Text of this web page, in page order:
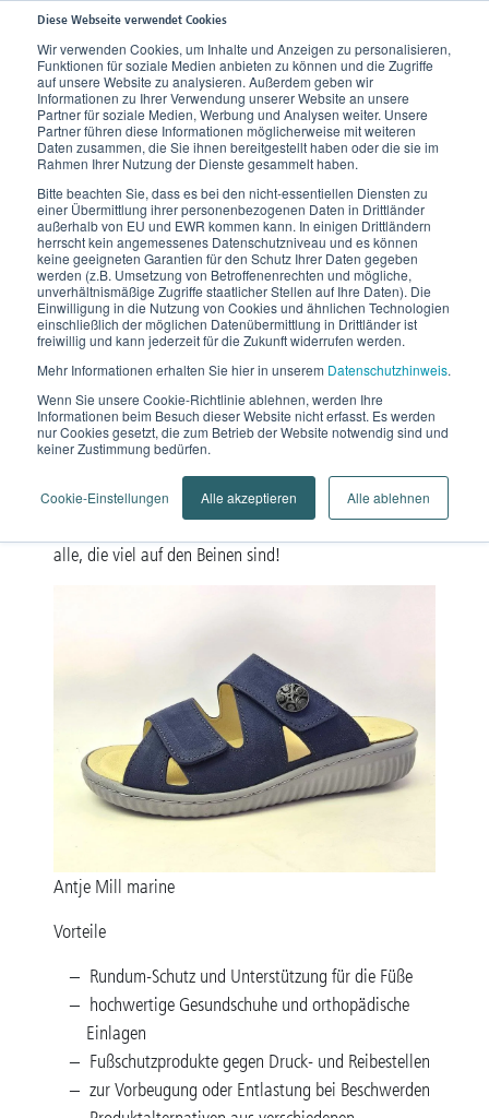
Diese Webseite verwendet Cookies
Wir verwenden Cookies, um Inhalte und Anzeigen zu personalisieren,
Funktionen für soziale Medien anbieten zu können und die Zugriffe
auf unsere Website zu analysieren. Außerdem geben wir
Informationen zu Ihrer Verwendung unserer Website an unsere
Partner für soziale Medien, Werbung und Analysen weiter. Unsere
Partner führen diese Informationen möglicherweise mit weiteren
Daten zusammen, die Sie ihnen bereitgestellt haben oder die sie im
Rahmen Ihrer Nutzung der Dienste gesammelt haben.
Bitte beachten Sie, dass es bei den nicht-essentiellen Diensten zu
einer Übermittlung ihrer personenbezogenen Daten in Drittländer
außerhalb von EU und EWR kommen kann. In einigen Drittländern
herrscht kein angemessenes Datenschutzniveau und es können
keine geeigneten Garantien für den Schutz Ihrer Daten gegeben
werden (z.B. Umsetzung von Betroffenenrechten und mögliche,
unverhältnismäßige Zugriffe staatlicher Stellen auf Ihre Daten). Die
Einwilligung in die Nutzung von Cookies und ähnlichen Technologien
einschließlich der möglichen Datenübermittlung in Drittländer ist
freiwillig und kann jederzeit für die Zukunft widerrufen werden.
Mehr Informationen erhalten Sie hier in unserem Datenschutzhinweis.
Wenn Sie unsere Cookie-Richtlinie ablehnen, werden Ihre
Informationen beim Besuch dieser Website nicht erfasst. Es werden
nur Cookies gesetzt, die zum Betrieb der Website notwendig sind und
keiner Zustimmung bedürfen.
Cookie-Einstellungen Alle akzeptieren Alle ablehnen
Rathgeber
Die Unterstützung für vitale
Füße
Rathgeber steht seit jeher für "orthopädische Fußmittel"
und kann auf eine langjährige Erfahrung und Tradition
bauen. 1925 wurde Rathgeber von Karl Rathgeber in
Heilbronn gegründet.
In den Neunzigerjahren wurde Rathgeber eine Marke
von Ofa und bietet heute alles für vitale Füße. Ob zur
das vielfältige Rathgeber Sortiment schützt und
unterstützt Sie von den Zehen bis zur Ferse. Ideal für
alle, die viel auf den Beinen sind!
Antje Mill marine
Vorteile
Rundum-Schutz und Unterstützung für die Füße
hochwertige Gesundschuhe und orthopädische
Einlagen
Fußschutzprodukte gegen Druck- und Reibestellen
zur Vorbeugung oder Entlastung bei Beschwerden